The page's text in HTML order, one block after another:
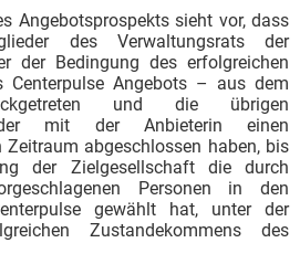
Angebotsprospekts sieht vor, dass
des Verwaltungsrats der
der Bedingung des erfolgreichen
Centerpulse Angebots – aus dem
und die übrigen
mit der Anbieterin einen
abgeschlossen haben, bis
der Zielgesellschaft die durch
Personen in den
gewählt hat, unter der
Zustandekommens des